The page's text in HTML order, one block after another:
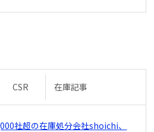
CSR 在庫記事
社超の在庫処分会社shoichi、